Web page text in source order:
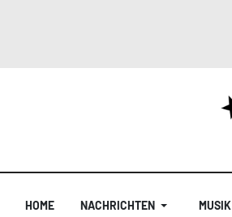
HOME NACHRICHTEN MUSIK